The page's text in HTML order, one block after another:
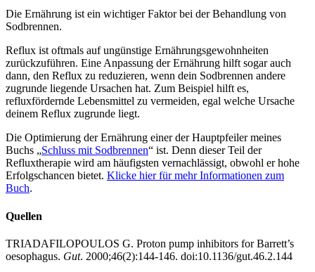
Die Ernährung ist ein wichtiger Faktor bei der Behandlung von
Sodbrennen.
Reflux ist oftmals auf ungünstige Ernährungsgewohnheiten
zurückzuführen. Eine Anpassung der Ernährung hilft sogar auch
dann, den Reflux zu reduzieren, wenn dein Sodbrennen andere
zugrunde liegende Ursachen hat. Zum Beispiel hilft es,
refluxfördernde Lebensmittel zu vermeiden, egal welche Ursache
deinem Reflux zugrunde liegt.
Die Optimierung der Ernährung einer der Hauptpfeiler meines
Buchs „Schluss mit Sodbrennen“ ist. Denn dieser Teil der
Refluxtherapie wird am häufigsten vernachlässigt, obwohl er hohe
Erfolgschancen bietet. Klicke hier für mehr Informationen zum
Buch.
Quellen
TRIADAFILOPOULOS G. Proton pump inhibitors for Barrett’s
oesophagus. Gut. 2000;46(2):144-146. doi:10.1136/gut.46.2.144